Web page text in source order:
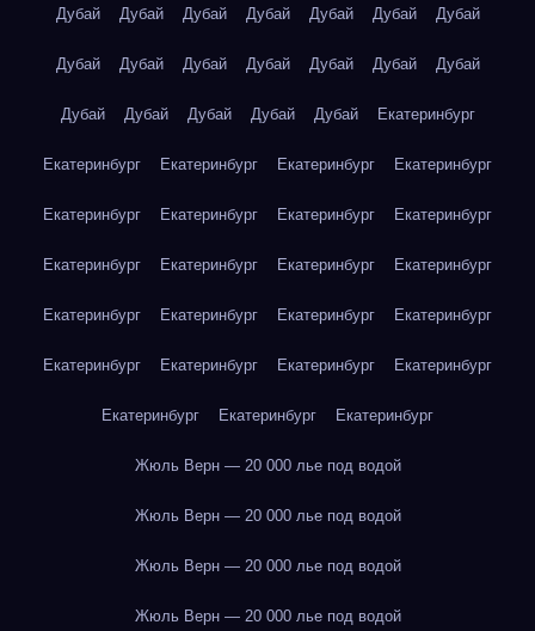
Дубай Дубай Дубай Дубай Дубай Дубай Дубай
Дубай Дубай Дубай Дубай Дубай Дубай Дубай
Дубай Дубай Дубай Дубай Дубай Екатеринбург
Екатеринбург Екатеринбург Екатеринбург Екатеринбург
Екатеринбург Екатеринбург Екатеринбург Екатеринбург
Екатеринбург Екатеринбург Екатеринбург Екатеринбург
Екатеринбург Екатеринбург Екатеринбург Екатеринбург
Екатеринбург Екатеринбург Екатеринбург Екатеринбург
Екатеринбург Екатеринбург Екатеринбург
Жюль Верн — 20 000 лье под водой
Жюль Верн — 20 000 лье под водой
Жюль Верн — 20 000 лье под водой
Жюль Верн — 20 000 лье под водой